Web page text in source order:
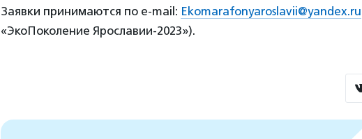
Заявки принимаются по e-mail: Ekomarafonyaroslavii@yandex.ru
«ЭкоПоколение Ярославии-2023»).